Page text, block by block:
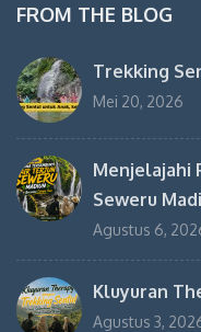
FROM THE BLOG
Trekking
Mei 20, 2026
Menjelajahi
Seweru
Agustus 6,
Kluyuran
Agustus 3,